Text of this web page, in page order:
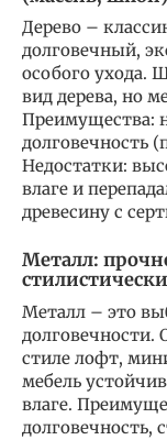
Дерево –
долговечный,
особого ухода.
вид дерева, но
Преимущества:
долговечность
Недостатки:
влаге и
древесину с
Металл:
Металл – это
долговечности.
стиле лофт,
мебель
влаге.
долговечность,